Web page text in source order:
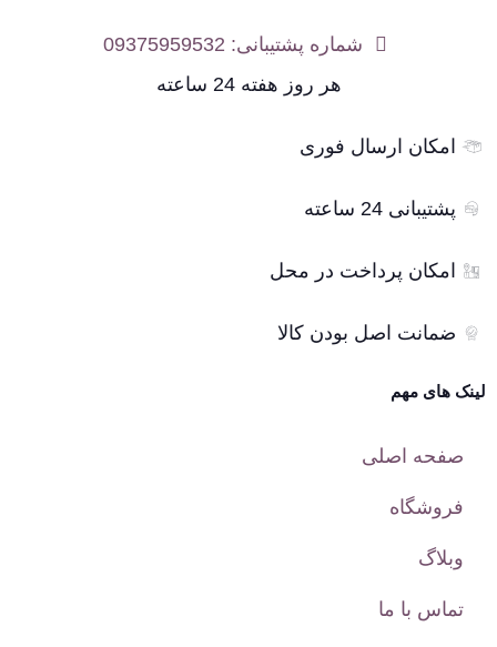
شماره پشتیبانی: 09375959532
هر روز هفته 24 ساعته
امکان ارسال فوری
پشتیبانی 24 ساعته
امکان پرداخت در محل
ضمانت اصل بودن کالا
لینک های مهم
صفحه اصلی
فروشگاه
وبلاگ
تماس با ما